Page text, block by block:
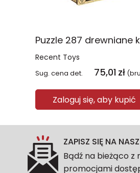
Recent Toys
Sug. cena det. 75,01 zł
Zaloguj się, aby kupić
ZAPISZ SIĘ NA
Bądź na bieżąco z
promocjami